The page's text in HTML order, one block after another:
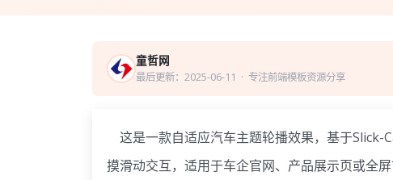
童哲网
最后更新：2025-06-11 · 专注前端模板资源分享
这是一款自适应汽车主题轮播效果，基于
摸滑动交互，适用于车企官网、产品展示页或全屏